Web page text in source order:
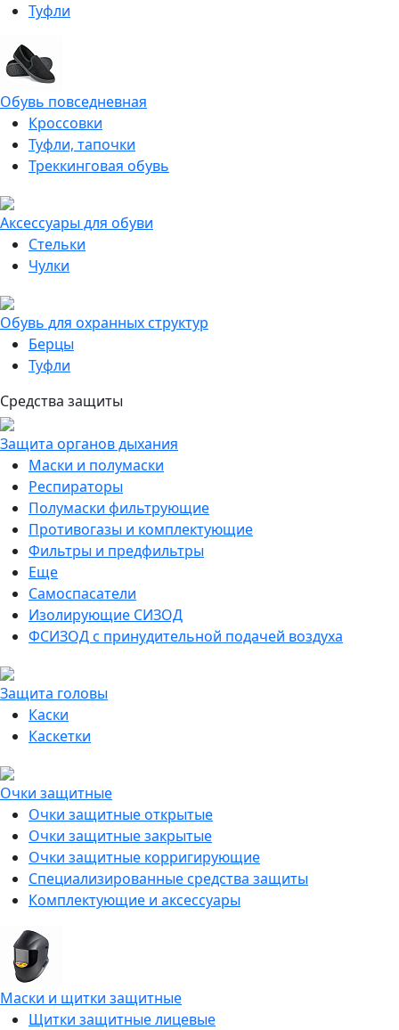
Туфли
Обувь повседневная
Кроссовки
Туфли, тапочки
Треккинговая обувь
Аксессуары для обуви
Стельки
Чулки
Обувь для охранных структур
Берцы
Туфли
Средства защиты
Защита органов дыхания
Маски и полумаски
Респираторы
Полумаски фильтрующие
Противогазы и комплектующие
Фильтры и предфильтры
Еще
Самоспасатели
Изолирующие СИЗОД
ФСИЗОД с принудительной подачей воздуха
Защита головы
Каски
Каскетки
Очки защитные
Очки защитные открытые
Очки защитные закрытые
Очки защитные корригирующие
Специализированные средства защиты
Комплектующие и аксессуары
Маски и щитки защитные
Щитки защитные лицевые